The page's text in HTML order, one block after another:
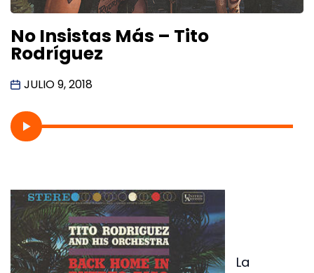
No Insistas Más – Tito
Rodríguez
JULIO 9, 2018
La